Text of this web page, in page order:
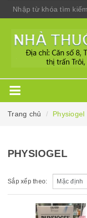
Trang chủ Physiogel
PHYSIOGEL
Sắp xếp theo: